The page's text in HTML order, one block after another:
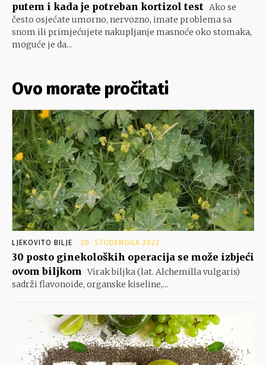
putem i kada je potreban kortizol test Ako se
često osjećate umorno, nervozno, imate problema sa
snom ili primjećujete nakupljanje masnoće oko stomaka,
moguće je da...
Ovo morate pročitati
LJEKOVITO BILJE 20. STUDENOGA 2022.
30 posto ginekoloških operacija se može izbjeći
ovom biljkom Virak biljka (lat. Alchemilla vulgaris)
sadrži flavonoide, organske kiseline,...